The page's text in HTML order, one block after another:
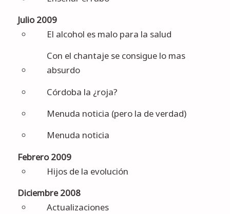
Julio 2009
El alcohol es malo para la salud
Con el chantaje se consigue lo mas
absurdo
Córdoba la ¿roja?
Menuda noticia (pero la de verdad)
Menuda noticia
Febrero 2009
Hijos de la evolución
Diciembre 2008
Actualizaciones